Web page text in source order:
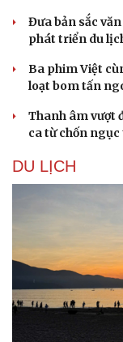
Đưa bản sắc
phát triển du
Ba phim Việt
loạt bom tấn
Thanh âm vượt
ca từ chốn
DU LỊCH